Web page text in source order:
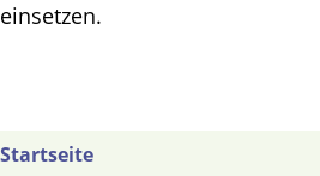
einsetzen.
Startseite